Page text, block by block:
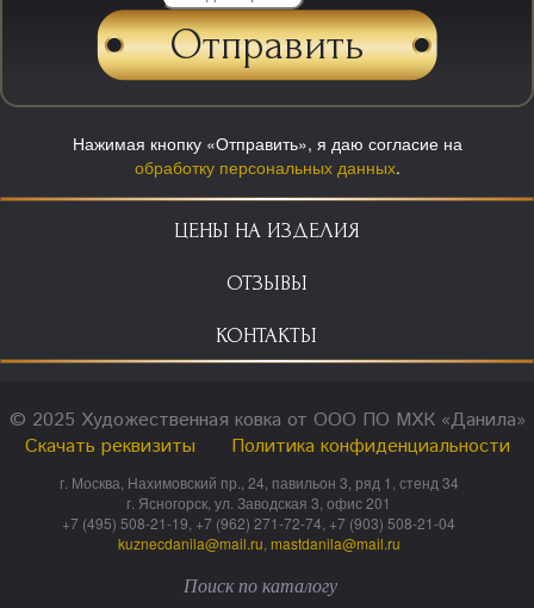
Нажимая кнопку «Отправить», я даю согласие на
обработку персональных данных.
ЦЕНЫ НА ИЗДЕЛИЯ
ОТЗЫВЫ
КОНТАКТЫ
© 2025 Художественная ковка от ООО ПО МХК «Данила»
Скачать реквизиты
Политика конфиденциальности
г. Москва, Нахимовский пр., 24, павильон 3, ряд 1, стенд 34
г. Ясногорск, ул. Заводская 3, офис 201
+7 (495) 508-21-19, +7 (962) 271-72-74, +7 (903) 508-21-04
kuznecdanila@mail.ru mastdanila@mail.ru